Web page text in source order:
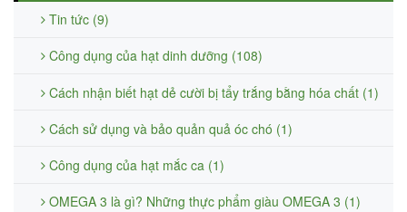
Tin tức (9)
Công dụng của hạt dinh dưỡng (108)
Cách nhận biết hạt dẻ cười bị tẩy trắng bằng hóa chất (1)
Cách sử dụng và bảo quản quả óc chó (1)
Công dụng của hạt mắc ca (1)
OMEGA 3 là gì? Những thực phẩm giàu OMEGA 3 (1)